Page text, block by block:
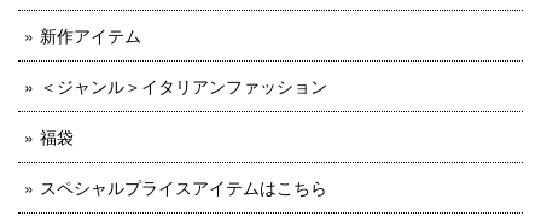
新作アイテム
＜ジャンル＞イタリアンファッション
福袋
スペシャルプライスアイテムはこちら